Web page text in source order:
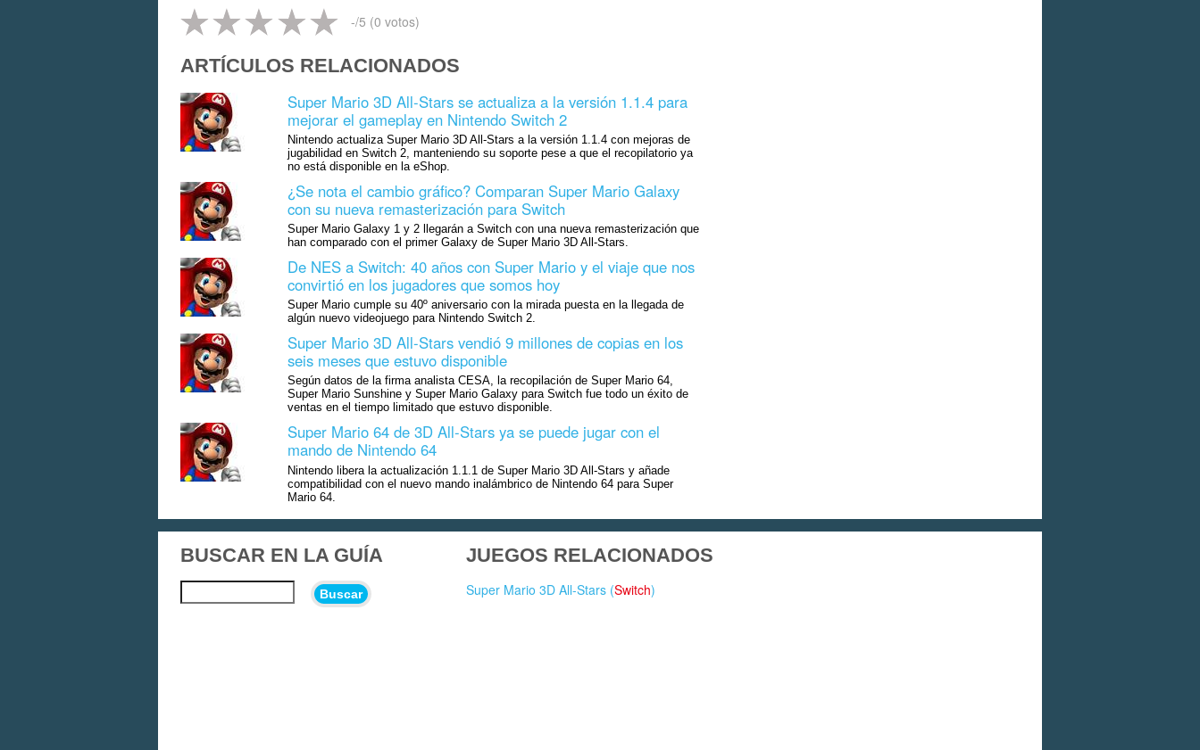
-/5 (0 votos)
ARTÍCULOS RELACIONADOS
Super Mario 3D All-Stars se actualiza a la versión 1.1.4 para
mejorar el gameplay en Nintendo Switch 2
Nintendo actualiza Super Mario 3D All-Stars a la versión 1.1.4 con mejoras de
jugabilidad en Switch 2, manteniendo su soporte pese a que el recopilatorio ya
no está disponible en la eShop.
¿Se nota el cambio gráfico? Comparan Super Mario Galaxy
con su nueva remasterización para Switch
Super Mario Galaxy 1 y 2 llegarán a Switch con una nueva remasterización que
han comparado con el primer Galaxy de Super Mario 3D All-Stars.
De NES a Switch: 40 años con Super Mario y el viaje que nos
convirtió en los jugadores que somos hoy
Super Mario cumple su 40º aniversario con la mirada puesta en la llegada de
algún nuevo videojuego para Nintendo Switch 2.
Super Mario 3D All-Stars vendió 9 millones de copias en los
seis meses que estuvo disponible
Según datos de la firma analista CESA, la recopilación de Super Mario 64,
Super Mario Sunshine y Super Mario Galaxy para Switch fue todo un éxito de
ventas en el tiempo limitado que estuvo disponible.
Super Mario 64 de 3D All-Stars ya se puede jugar con el
mando de Nintendo 64
Nintendo libera la actualización 1.1.1 de Super Mario 3D All-Stars y añade
compatibilidad con el nuevo mando inalámbrico de Nintendo 64 para Super
Mario 64.
BUSCAR EN LA GUÍA
Buscar
JUEGOS RELACIONADOS
Super Mario 3D All-Stars (Switch)